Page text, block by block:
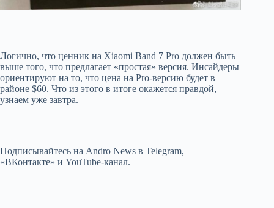
Логично, что ценник на Xiaomi Band 7 Pro должен быть
выше того, что предлагает «простая» версия. Инсайдеры
ориентируют на то, что цена на Pro-версию будет в
районе $60. Что из этого в итоге окажется правдой,
узнаем уже завтра.
Подписывайтесь на Andro News в Telegram,
«ВКонтакте» и YouTube-канал .